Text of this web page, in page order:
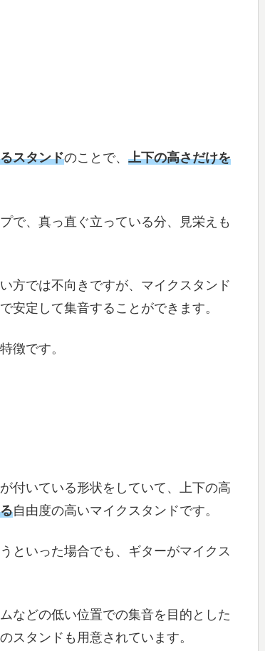
スタンドのことで、 上下の高さだけを
で、真っ直ぐ立っている分、見栄えも
方では不向きですが、マイクスタンド
安定して集音することができます。
徴です。
付いている形状をしていて、上下の高
自由度の高いマイクスタンドです。
といった場合でも、ギターがマイクス
などの低い位置での集音を目的とした
スタンドも用意されています。